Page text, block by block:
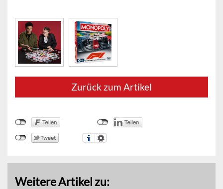
Zurück zum Artikel
Weitere Artikel zu: